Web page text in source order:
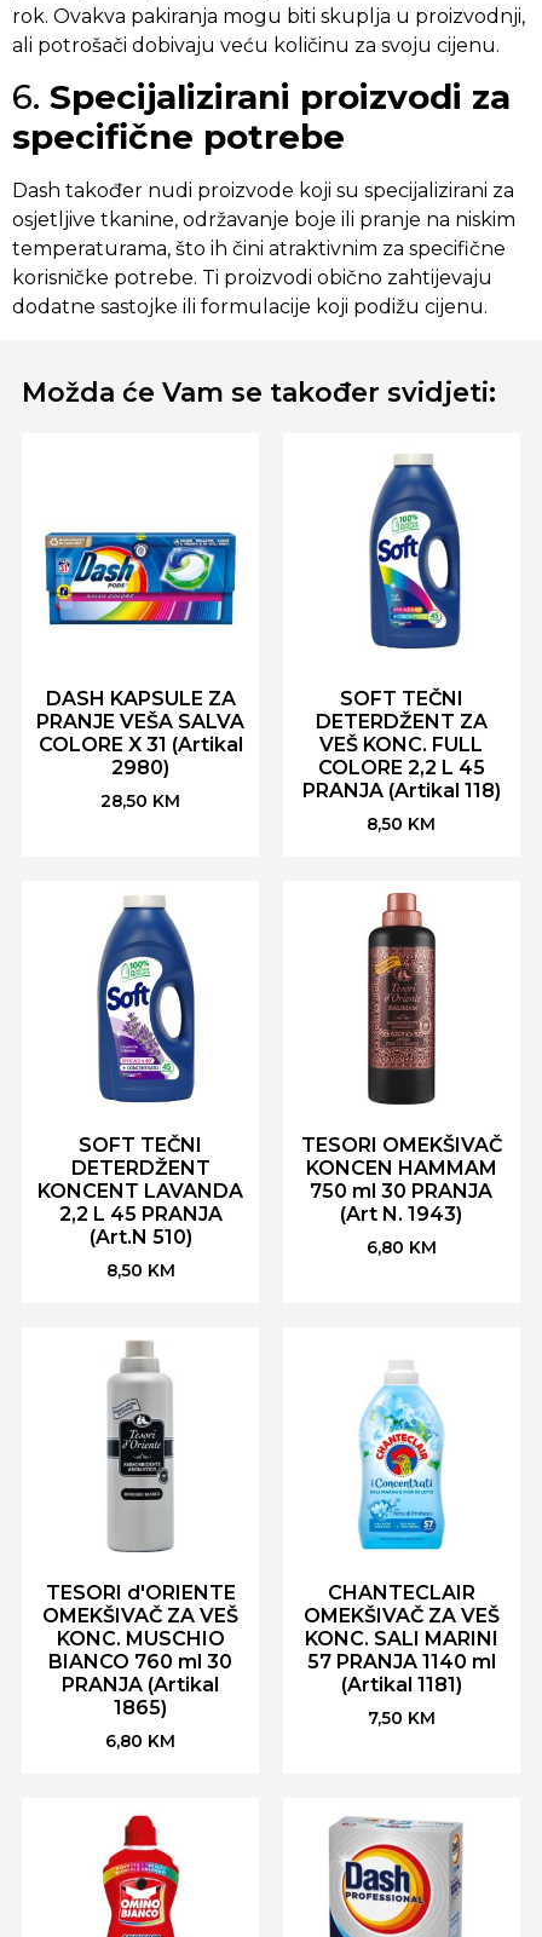
rok. Ovakva pakiranja mogu biti skuplja u proizvodnji,
ali potrošači dobivaju veću količinu za svoju cijenu.
6. Specijalizirani proizvodi za
specifične potrebe
Dash također nudi proizvode koji su specijalizirani za
osjetljive tkanine, održavanje boje ili pranje na niskim
temperaturama, što ih čini atraktivnim za specifične
korisničke potrebe. Ti proizvodi obično zahtijevaju
dodatne sastojke ili formulacije koji podižu cijenu.
Možda će Vam se također svidjeti:
DASH KAPSULE ZA
PRANJE VEŠA SALVA
COLORE X 31 (Artikal
2980)
28,50 KM
SOFT TEČNI
DETERDŽENT ZA
VEŠ KONC. FULL
COLORE 2,2 L 45
PRANJA (Artikal 118)
8,50 KM
SOFT TEČNI
DETERDŽENT
KONCENT LAVANDA
2,2 L 45 PRANJA
(Art.N 510)
8,50 KM
TESORI OMEKŠIVAČ
KONCEN HAMMAM
750 ml 30 PRANJA
(Art N. 1943)
6,80 KM
TESORI d'ORIENTE
OMEKŠIVAČ ZA VEŠ
KONC. MUSCHIO
BIANCO 760 ml 30
PRANJA (Artikal
1865)
6,80 KM
CHANTECLAIR
OMEKŠIVAČ ZA VEŠ
KONC. SALI MARINI
57 PRANJA 1140 ml
(Artikal 1181)
7,50 KM